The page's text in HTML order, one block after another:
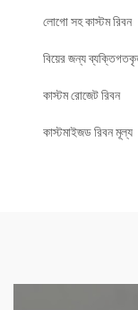
লোগো সহ কাস্টম রিবন
বিয়ের জন্য
কাস্টম রোজেট রিবন
কাস্টমাইজড রিবন মূল্য